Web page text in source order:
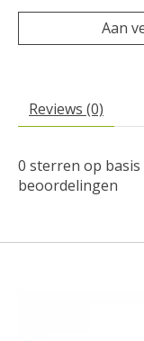
Aan
Reviews (0)
0 sterren op basis
beoordelingen